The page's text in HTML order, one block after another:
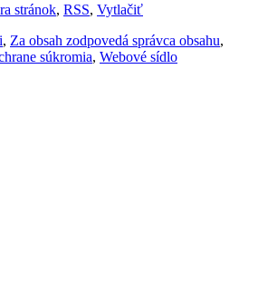
stránok, RSS, Vytlačiť
, Za obsah zodpovedá správca obsahu,
súkromia, Webové sídlo